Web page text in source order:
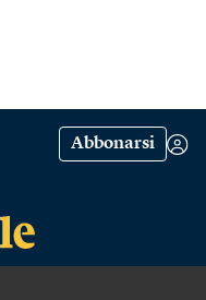
Abbonarsi